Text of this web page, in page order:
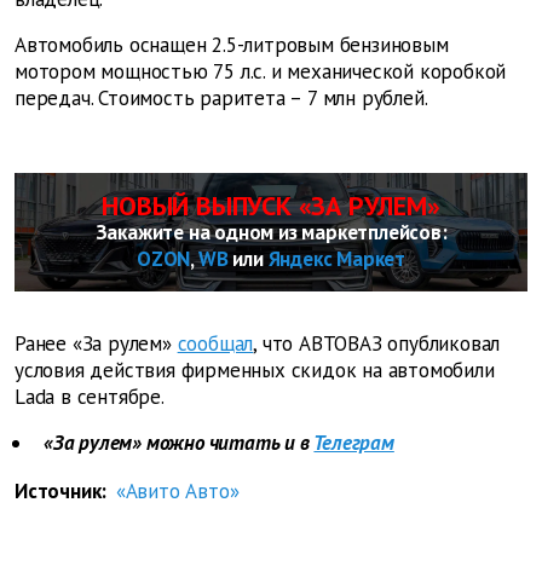
Автомобиль оснащен 2.5-литровым бензиновым
мотором мощностью 75 л.с. и механической коробкой
передач. Стоимость раритета – 7 млн рублей.
НОВЫЙ ВЫПУСК «ЗА РУЛЕМ»
Закажите на одном из маркетплейсов:
OZON,WBилиЯндекс Маркет
Ранее «За рулем» сообщал, что АВТОВАЗ опубликовал
условия действия фирменных скидок на автомобили
Lada в сентябре.
«За рулем» можно читать и вТелеграм
Источник: «Авито Авто»